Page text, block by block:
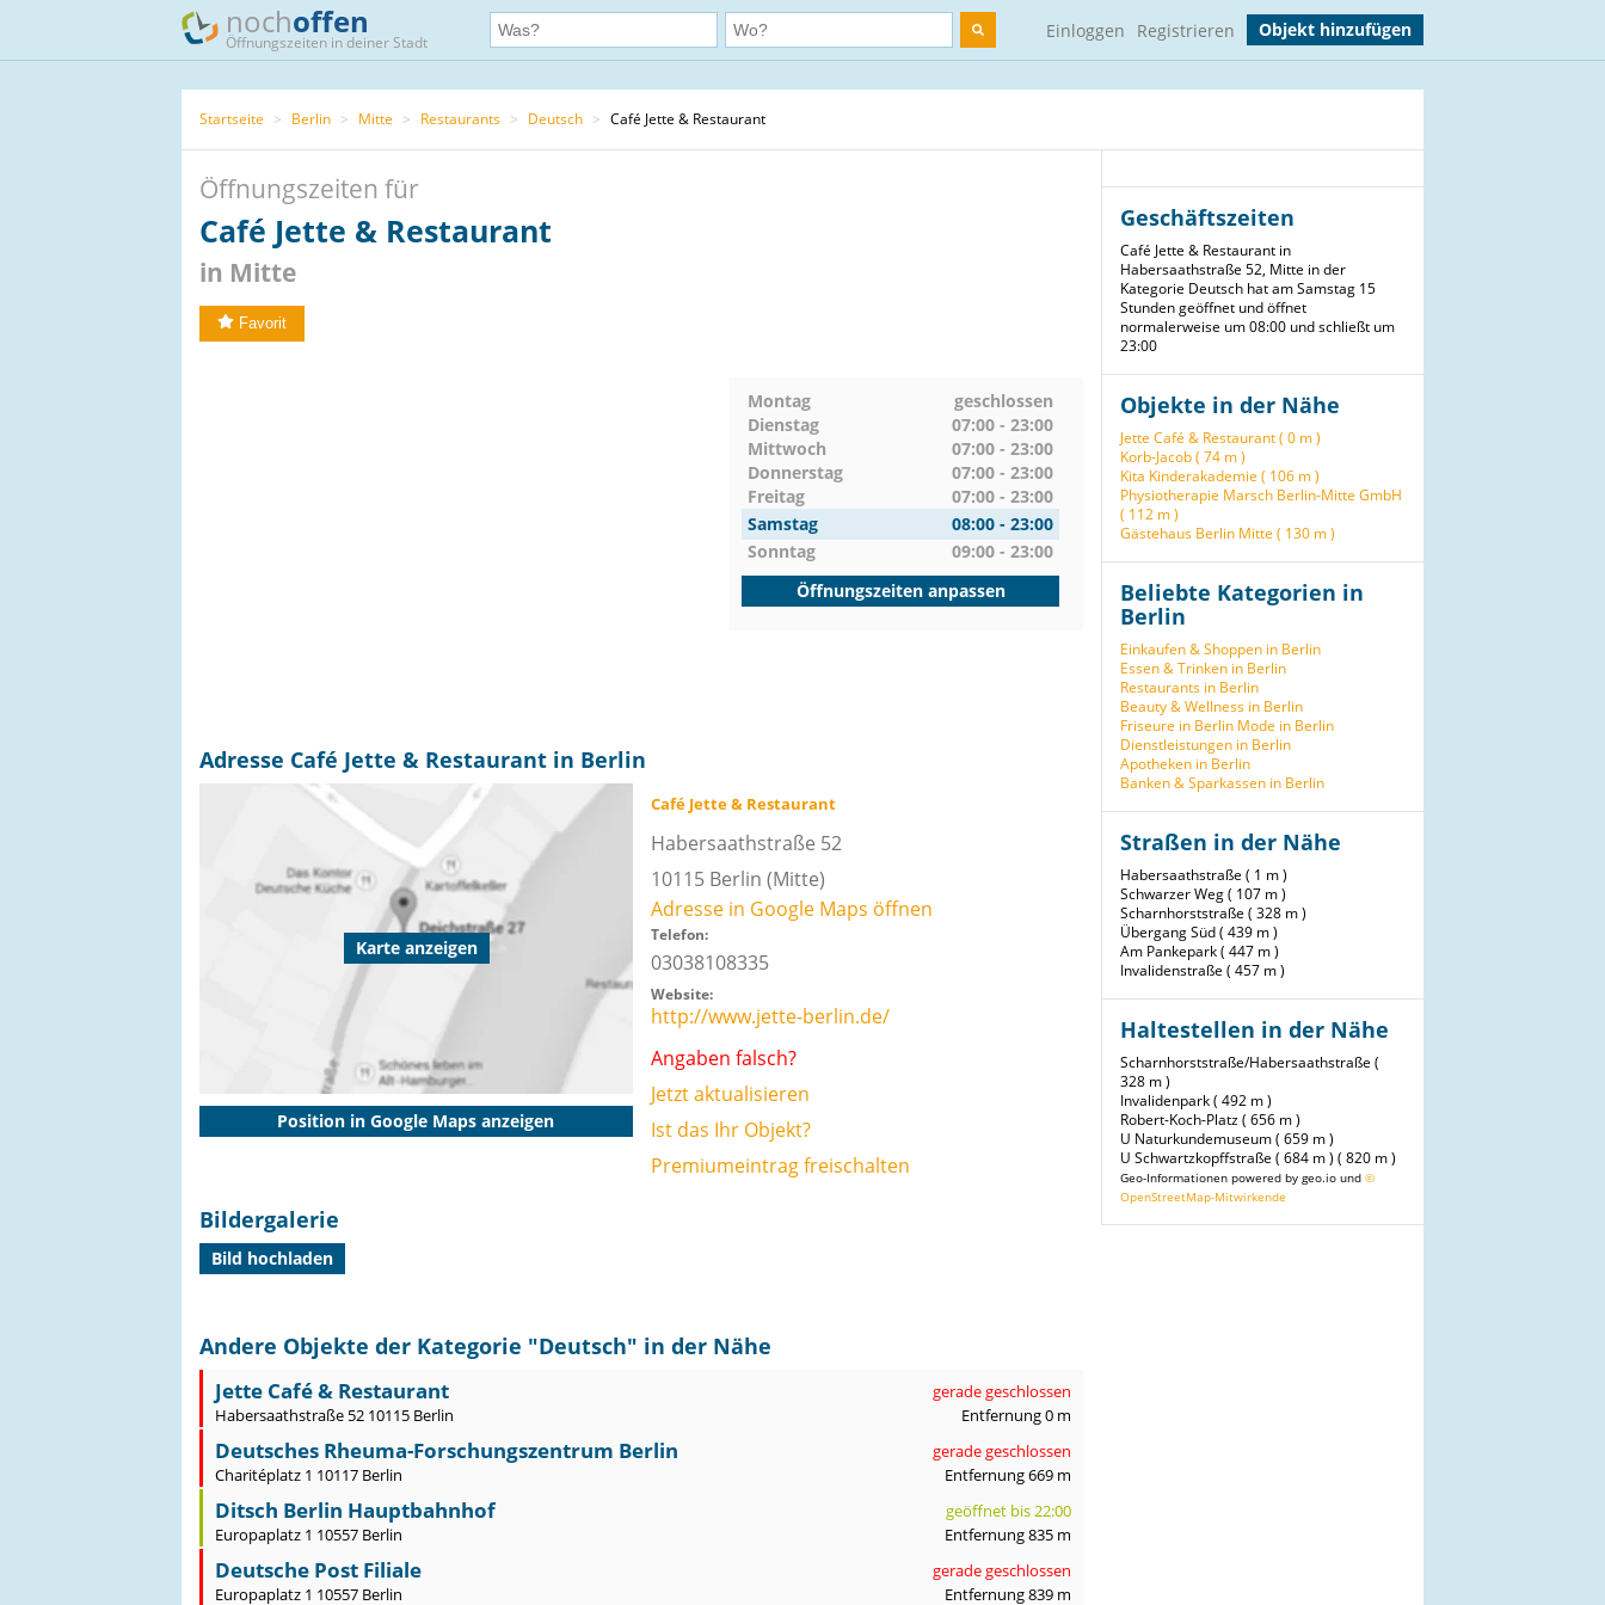
nochoffen
Öffnungszeiten in deiner Stadt
Einloggen Registrieren Objekt hinzufügen
Startseite > Berlin > Mitte > Restaurants > Deutsch > Café Jette & Restaurant
Öffnungszeiten für
Café Jette & Restaurant
in Mitte
Favorit
Montag
geschlossen
Dienstag
07:00 - 23:00
Mittwoch
07:00 - 23:00
Donnerstag
07:00 - 23:00
Freitag
07:00 - 23:00
Samstag
08:00 - 23:00
Sonntag
09:00 - 23:00
Öffnungszeiten anpassen
Adresse Café Jette & Restaurant in Berlin
Karte anzeigen
Position in Google Maps anzeigen
Café Jette & Restaurant
Habersaathstraße 52
10115 Berlin (Mitte)
Adresse in Google Maps öffnen
Telefon:
03038108335
Website:
http://www.jette-berlin.de/
Angaben falsch?
Jetzt aktualisieren
Ist das Ihr Objekt?
Premiumeintrag freischalten
Bildergalerie
Bild hochladen
Andere Objekte der Kategorie "Deutsch" in der Nähe
Jette Café & Restaurant
gerade geschlossen
Habersaathstraße 52 10115 Berlin
Entfernung 0 m
Deutsches Rheuma-Forschungszentrum Berlin
gerade geschlossen
Charitéplatz 1 10117 Berlin
Entfernung 669 m
Ditsch Berlin Hauptbahnhof
geöffnet bis 22:00
Europaplatz 1 10557 Berlin
Entfernung 835 m
Deutsche Post Filiale
gerade geschlossen
Europaplatz 1 10557 Berlin
Entfernung 839 m
Geschäftszeiten
Café Jette & Restaurant in
Habersaathstraße 52, Mitte in der
Kategorie Deutsch hat am Samstag 15
Stunden geöffnet und öffnet
normalerweise um 08:00 und schließt um
23:00
Objekte in der Nähe
Jette Café & Restaurant ( 0 m )
Korb-Jacob ( 74 m )
Kita Kinderakademie ( 106 m )
Physiotherapie Marsch Berlin-Mitte GmbH
( 112 m )
Gästehaus Berlin Mitte ( 130 m )
Beliebte Kategorien in
Berlin
Einkaufen & Shoppen in Berlin
Essen & Trinken in Berlin
Restaurants in Berlin
Beauty & Wellness in Berlin
Friseure in Berlin Mode in Berlin
Dienstleistungen in Berlin
Apotheken in Berlin
Banken & Sparkassen in Berlin
Straßen in der Nähe
Habersaathstraße ( 1 m )
Schwarzer Weg ( 107 m )
Scharnhorststraße ( 328 m )
Übergang Süd ( 439 m )
Am Pankepark ( 447 m )
Invalidenstraße ( 457 m )
Haltestellen in der Nähe
Scharnhorststraße/Habersaathstraße (
328 m )
Invalidenpark ( 492 m )
Robert-Koch-Platz ( 656 m )
U Naturkundemuseum ( 659 m )
U Schwartzkopffstraße ( 684 m ) ( 820 m )
Geo-Informationen powered by geo.io und ©
OpenStreetMap-Mitwirkende